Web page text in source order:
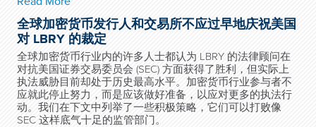
全球加密货币发行人和交易所不应过早地庆祝美国
对 LBRY 的裁定
全球加密货币行业内的许多人士都认为 LBRY 的法律顾问在
对抗美国证券交易委员会 (SEC) 方面获得了胜利，但实际上
执法威胁目前却处于历史最高水平。加密货币行业参与者不
应就此停止努力，而是应该做好准备，以应对更多的执法行
动。我们在下文中列举了一些积极策略，它们可以打败像
SEC 这样底气十足的监管部门。